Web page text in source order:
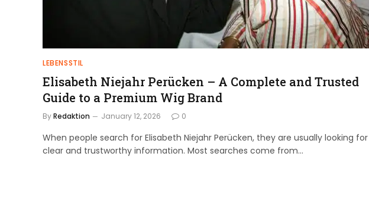
LEBENSSTIL
Elisabeth Niejahr Perücken – A Complete and Trusted
Guide to a Premium Wig Brand
ByRedaktion January 12, 2026 0
When people search for Elisabeth Niejahr Perücken, they are usually looking for
clear and trustworthy information. Most searches come from…